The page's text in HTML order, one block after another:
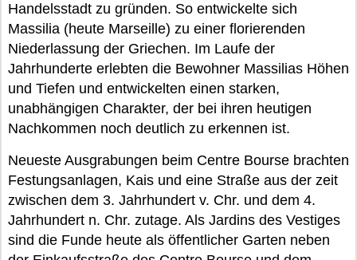
Handelsstadt zu gründen. So entwickelte sich
Massilia (heute Marseille) zu einer florierenden
Niederlassung der Griechen. Im Laufe der
Jahrhunderte erlebten die Bewohner Massilias Höhen
und Tiefen und entwickelten einen starken,
unabhängigen Charakter, der bei ihren heutigen
Nachkommen noch deutlich zu erkennen ist.
Neueste Ausgrabungen beim Centre Bourse brachten
Festungsanlagen, Kais und eine Straße aus der zeit
zwischen dem 3. Jahrhundert v. Chr. und dem 4.
Jahrhundert n. Chr. zutage. Als Jardins des Vestiges
sind die Funde heute als öffentlicher Garten neben